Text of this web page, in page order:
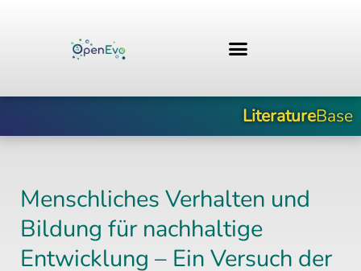
LiteratureBase
Menschliches Verhalten und
Bildung für nachhaltige
Entwicklung – Ein Versuch der